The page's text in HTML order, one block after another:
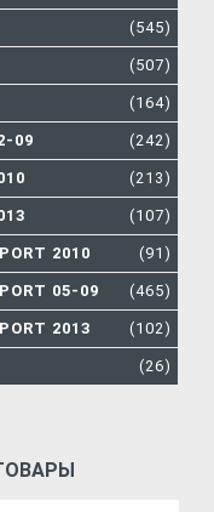
(545)
(507)
(164)
09 (242)
(213)
(107)
2010 (91)
05-09 (465)
2013 (102)
(26)